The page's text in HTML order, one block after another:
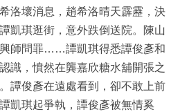
洛壞消息，趙希洛晴天霹靂，決
凱琪逛街，意外跌倒送院。陳山
師問罪……譚凱琪得悉譚俊彥和
識，憤然在龔嘉欣糖水舖開張之
譚俊彥在遠處看到，卻不敢上前
凱琪起爭執，譚俊彥被無情奚